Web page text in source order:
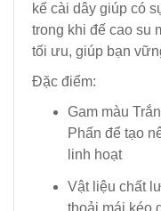
kế cài dây giúp có
trong khi đế cao su
tối ưu, giúp bạn
Đặc điểm:
Gam màu
Phấn để tạo
linh hoạt
Vật liệu chất
thoải mái kéo